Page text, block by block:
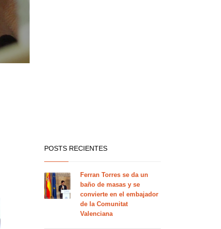
POSTS RECIENTES
Ferran Torres se da un
baño de masas y se
convierte en el embajador
de la Comunitat
Valenciana